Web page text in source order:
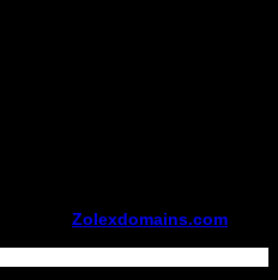
Zolexdomains.com